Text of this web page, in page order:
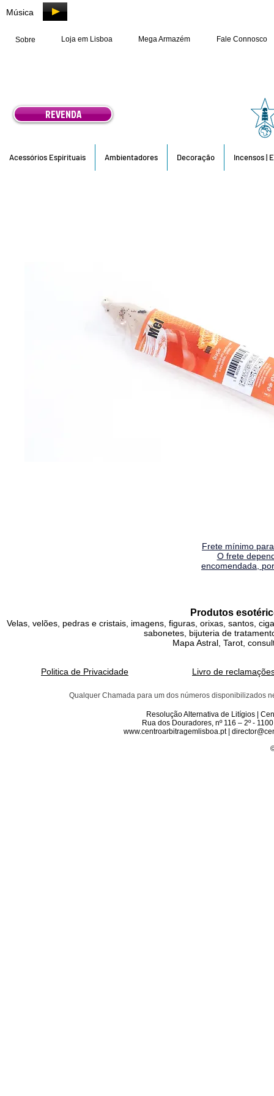
Música
Sobre Loja em Lisboa Mega Armazém Fale Connosco
REVENDA
Acessórios Espirituais Ambientadores Decoração Incensos |
Frete mínimo
O frete
encomendada,
Produtos
Velas, velões, pedras e cristais, imagens, figuras, orixas, santos,
sabonetes, bijuteria de
Mapa Astral, Tarot,
Politica de Privacidade Livro de
Qualquer Chamada para um dos números disponibilizados
Resolução Alternativa de Litígios |
Rua dos Douradores, nº 116 – 2º -
www.centroarbitragemlisboa.pt |